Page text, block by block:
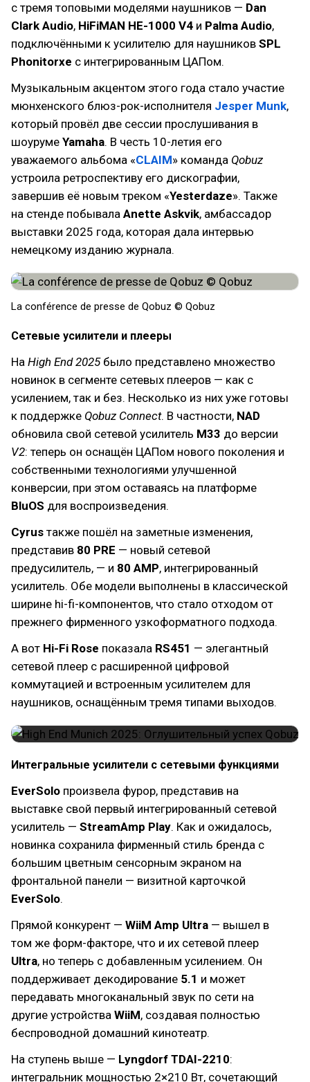
с тремя топовыми моделями наушников — Dan
Clark Audio, HiFiMAN HE-1000 V4 и Palma Audio,
подключёнными к усилителю для наушников SPL
Phonitorxe с интегрированным ЦАПом.
Музыкальным акцентом этого года стало участие
мюнхенского блюз-рок-исполнителя Jesper Munk,
который провёл две сессии прослушивания в
шоуруме Yamaha. В честь 10-летия его
уважаемого альбома «CLAIM» команда Qobuz
устроила ретроспективу его дискографии,
завершив её новым треком «Yesterdaze». Также
на стенде побывала Anette Askvik, амбассадор
выставки 2025 года, которая дала интервью
немецкому изданию журнала.
La conférence de presse de Qobuz © Qobuz
Сетевые усилители и плееры
На High End 2025было представлено множество
новинок в сегменте сетевых плееров — как с
усилением, так и без. Несколько из них уже готовы
к поддержке Qobuz Connect. В частности, NAD
обновила свой сетевой усилитель M33 до версии
V2: теперь он оснащён ЦАПом нового поколения и
собственными технологиями улучшенной
конверсии, при этом оставаясь на платформе
BluOS для воспроизведения.
Cyrus также пошёл на заметные изменения,
представив 80 PRE — новый сетевой
предусилитель, — и 80 AMP, интегрированный
усилитель. Обе модели выполнены в классической
ширине hi-fi-компонентов, что стало отходом от
прежнего фирменного узкоформатного подхода.
А вот Hi-Fi Rose показала RS451 — элегантный
сетевой плеер с расширенной цифровой
коммутацией и встроенным усилителем для
наушников, оснащённым тремя типами выходов.
Интегральные усилители с сетевыми функциями
EverSolo произвела фурор, представив на
выставке свой первый интегрированный сетевой
усилитель — StreamAmp Play. Как и ожидалось,
новинка сохранила фирменный стиль бренда с
большим цветным сенсорным экраном на
фронтальной панели — визитной карточкой
EverSolo.
Прямой конкурент — WiiM Amp Ultra — вышел в
том же форм-факторе, что и их сетевой плеер
Ultra, но теперь с добавленным усилением. Он
поддерживает декодирование 5.1 и может
передавать многоканальный звук по сети на
другие устройства WiiM, создавая полностью
беспроводной домашний кинотеатр.
На ступень выше — Lyngdorf TDAI-2210:
интегральник мощностью 2×210 Вт, сочетающий